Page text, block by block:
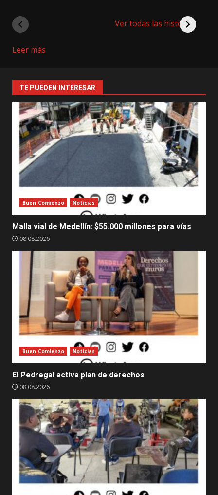
Ver todas las historias
Leer más
Inclusivo
Medellín
TE PUEDEN INTERESAR
Buen Comienzo Noticias
Malla vial de Medellín: $55.000 millones para vías
08.08.2026
Buen Comienzo Noticias
El Pedregal activa plan de derechos
08.08.2026